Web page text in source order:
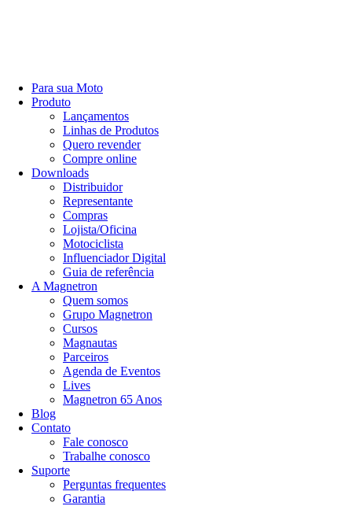
Para sua Moto
Produto
Lançamentos
Linhas de Produtos
Quero revender
Compre online
Downloads
Distribuidor
Representante
Compras
Lojista/Oficina
Motociclista
Influenciador Digital
Guia de referência
A Magnetron
Quem somos
Grupo Magnetron
Cursos
Magnautas
Parceiros
Agenda de Eventos
Lives
Magnetron 65 Anos
Blog
Contato
Fale conosco
Trabalhe conosco
Suporte
Perguntas frequentes
Garantia